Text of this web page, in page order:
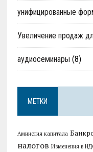
унифицированные
Увеличение продаж
аудиосеминары (8)
МЕТКИ
Амнистия капитала
налогов Изменения в